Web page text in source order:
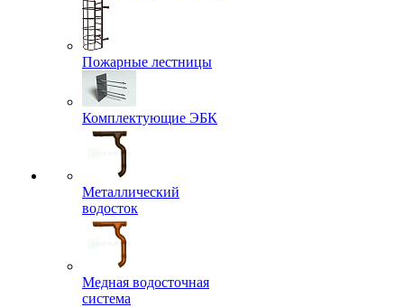
Пожарные лестницы
Комплектующие ЭБК
Металлический
водосток
Медная водосточная
система